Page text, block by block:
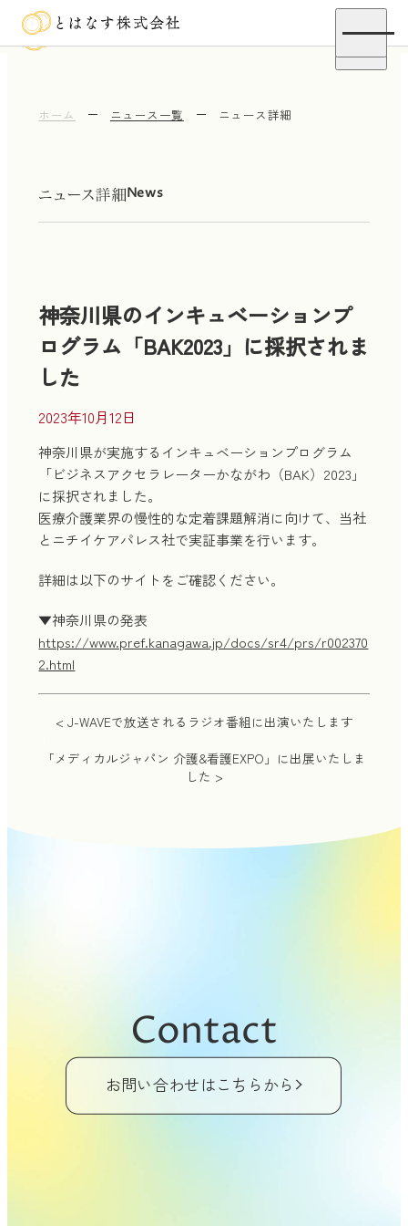
Menu
ホーム ニュース一覧 ニュース詳細
News
神奈川県のインキュベーションプ
ログラム「BAK2023」に採択されま
した
2023年10月12日
神奈川県が実施するインキュベーションプログラム
「ビジネスアクセラレーターかながわ（BAK）2023」
に採択されました。
医療介護業界の慢性的な定着課題解消に向けて、当社
とニチイケアパレス社で実証事業を行います。
詳細は以下のサイトをご確認ください。
▼神奈川県の発表
https://www.pref.kanagawa.jp/docs/sr4/prs/r002370
2.html
< J-WAVEで放送されるラジオ番組に出演いたします
「メディカルジャパン 介護&看護EXPO」に出展いたしま
した >
Contact
お問い合わせはこちらから
News
Company
Contact